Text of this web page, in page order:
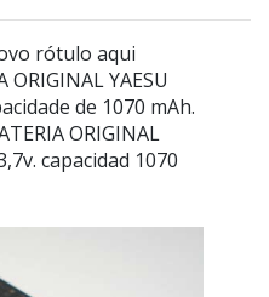
rótulo aqui
ORIGINAL YAESU
de 1070 mAh.
ORIGINAL
capacidad 1070